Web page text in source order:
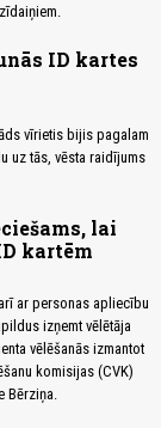
ID kartes
vīrietis bijis pagalam
uz tās, vēsta raidījums
lai
kartēm
ar personas apliecību
izņemt vēlētāja
vēlēšanās izmantot
komisijas (CVK)
Bērziņa.